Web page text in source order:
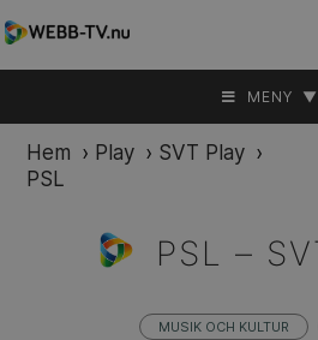
MENY ▼
Hem › Play › SVT Play ›
PSL
PSL –
MUSIK OCH KULTUR